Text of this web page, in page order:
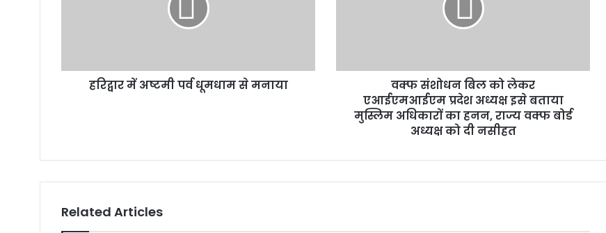
हरिद्वार में अष्टमी पर्व धूमधाम से मनाया
वक्फ संशोधन बिल को लेकर
एआईएमआईएम प्रदेश अध्यक्ष इसे बताया
मुस्लिम अधिकारों का हनन, राज्य वक्फ बोर्ड
अध्यक्ष को दी नसीहत
Related Articles